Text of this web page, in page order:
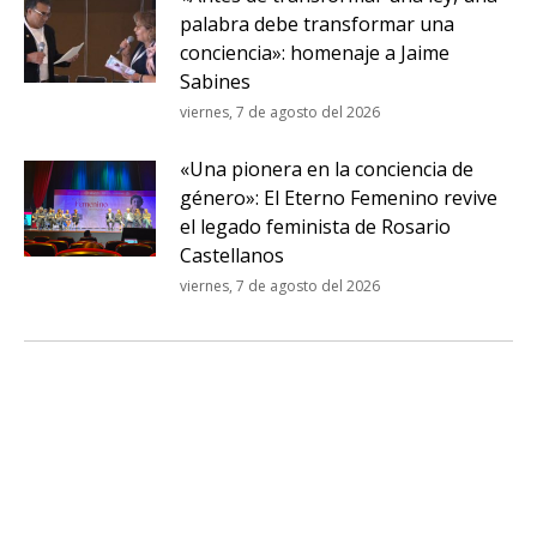
palabra debe transformar una
conciencia»: homenaje a Jaime
Sabines
viernes, 7 de agosto del 2026
«Una pionera en la conciencia de
género»: El Eterno Femenino revive
el legado feminista de Rosario
Castellanos
viernes, 7 de agosto del 2026